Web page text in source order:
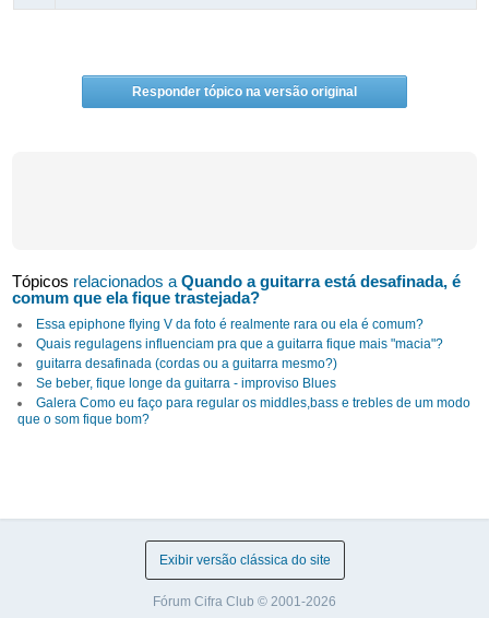
Responder tópico na versão original
Tópicos relacionados aQuando a guitarra está desafinada, é
comum que ela fique trastejada?
Essa epiphone flying V da foto é realmente rara ou ela é comum?
Quais regulagens influenciam pra que a guitarra fique mais "macia"?
guitarra desafinada (cordas ou a guitarra mesmo?)
Se beber, fique longe da guitarra - improviso Blues
Galera Como eu faço para regular os middles,bass e trebles de um modo
que o som fique bom?
Exibir versão clássica do site
Fórum Cifra Club © 2001-2026